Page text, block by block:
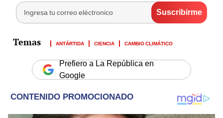
ANTÁRTIDA CIENCIA CAMBIO CLIMÁTICO
Prefiero a La República en
Google